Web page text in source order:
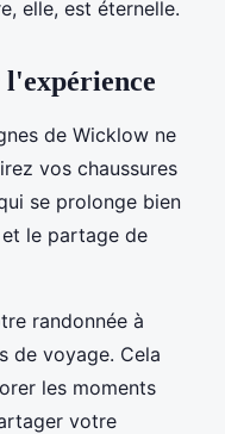
elle, est éternelle.
l'expérience
de Wicklow ne
vos chaussures
se prolonge bien
le partage de
randonnée à
de voyage. Cela
les moments
votre